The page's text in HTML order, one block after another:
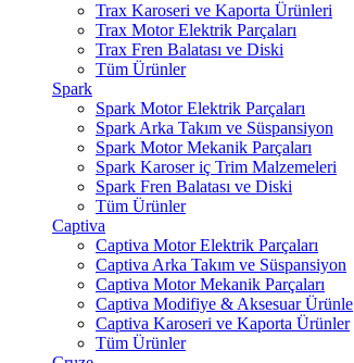
Trax Karoseri ve Kaporta Ürünleri
Trax Motor Elektrik Parçaları
Trax Fren Balatası ve Diski
Tüm Ürünler
Spark
Spark Motor Elektrik Parçaları
Spark Arka Takım ve Süspansiyon
Spark Motor Mekanik Parçaları
Spark Karoser iç Trim Malzemeleri
Spark Fren Balatası ve Diski
Tüm Ürünler
Captiva
Captiva Motor Elektrik Parçaları
Captiva Arka Takım ve Süspansiyon
Captiva Motor Mekanik Parçaları
Captiva Modifiye & Aksesuar Ürünle
Captiva Karoseri ve Kaporta Ürünler
Tüm Ürünler